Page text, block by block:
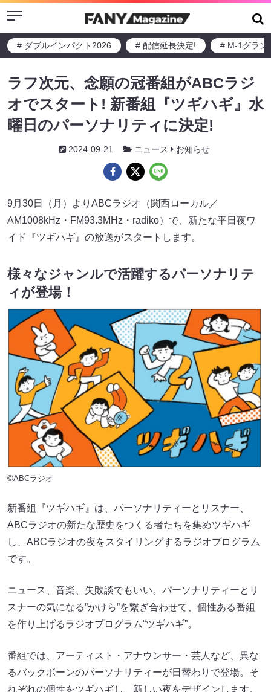
Menu
# ダブルインパクト2026 # 配信延長決定! # M-1グラン
ラフ次元、念願の冠番組がABCラジ
オでスタート! 新番組『ツギハギ』水
曜日のパーソナリティに決定!
2024-09-21 ニュース お知らせ
9月30日（月）よりABCラジオ（関西ローカル／
AM1008kHz・FM93.3MHz・radiko）で、新たな平日夜ワ
イド『ツギハギ』の放送がスタートします。
様々なジャンルで活躍するパーソナリテ
ィが登場！
©ABCラジオ
新番組『ツギハギ』は、パーソナリティーとリスナー、
ABCラジオの新たな歴史をつくる者たちを集めツギハギ
し、ABCラジオの夜をスタイリングするラジオプログラム
です。
ニュース、音楽、失敗談でもいい。パーソナリティーとリ
スナーの気になる”かけら”を繋ぎ合わせて、個性ある番組
を作り上げるラジオプログラム“ツギハギ”。
番組では、アーティスト・アナウンサー・芸人など、異な
るバックボーンのパーソナリティーが日替わりで登場。そ
れぞれの個性をツギハギし、新しい夜をデザインします。